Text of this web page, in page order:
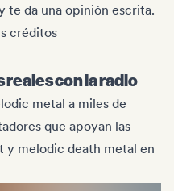
te da una opinión escrita.
créditos
con la radio
metal a miles de
que apoyan las
y melodic death metal en